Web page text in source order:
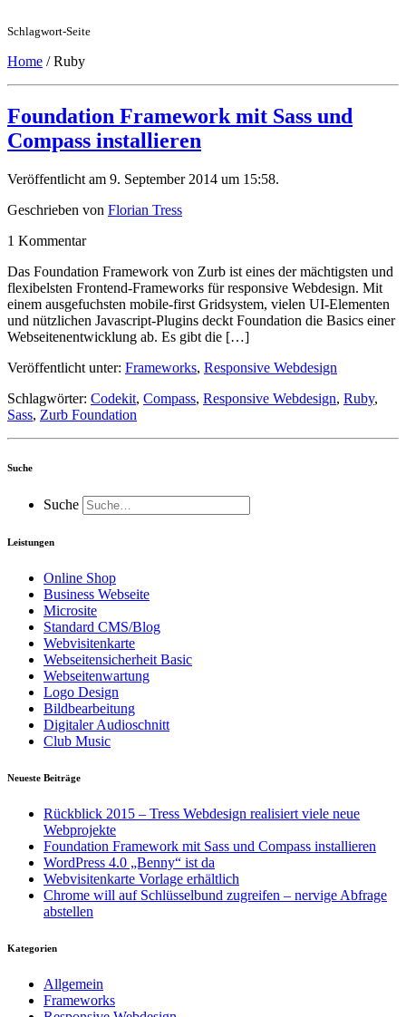
Schlagwort-Seite
Home /Ruby
Foundation Framework mit Sass und
Compass installieren
Veröffentlicht am 9. September 2014 um 15:58.
Geschrieben von Florian Tress
1 Kommentar
Das Foundation Framework von Zurb ist eines der mächtigsten und
flexibelsten Frontend-Frameworks für responsive Webdesign. Mit
einem ausgefuchsten mobile-first Gridsystem, vielen UI-Elementen
und nützlichen Javascript-Plugins deckt Foundation die Basics einer
Webseitenentwicklung ab. Es gibt die […]
Veröffentlicht unter: Frameworks, Responsive Webdesign
Schlagwörter: Codekit, Compass, Responsive Webdesign, Ruby,
Sass, Zurb Foundation
Suche
Suche
Leistungen
Online Shop
Business Webseite
Microsite
Standard CMS/Blog
Webvisitenkarte
Webseitensicherheit Basic
Webseitenwartung
Logo Design
Bildbearbeitung
Digitaler Audioschnitt
Club Music
Neueste Beiträge
Rückblick 2015 – Tress Webdesign realisiert viele neue
Webprojekte
Foundation Framework mit Sass und Compass installieren
WordPress 4.0 „Benny“ ist da
Webvisitenkarte Vorlage erhältlich
Chrome will auf Schlüsselbund zugreifen – nervige Abfrage
abstellen
Kategorien
Allgemein
Frameworks